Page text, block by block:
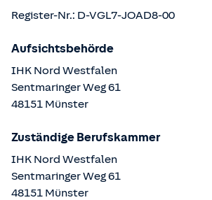
Register-Nr.: D-VGL7-JOAD8-00
Aufsichtsbehörde
IHK Nord Westfalen
Sentmaringer Weg61
48151 Münster
Zuständige Berufskammer
IHK Nord Westfalen
Sentmaringer Weg61
48151 Münster